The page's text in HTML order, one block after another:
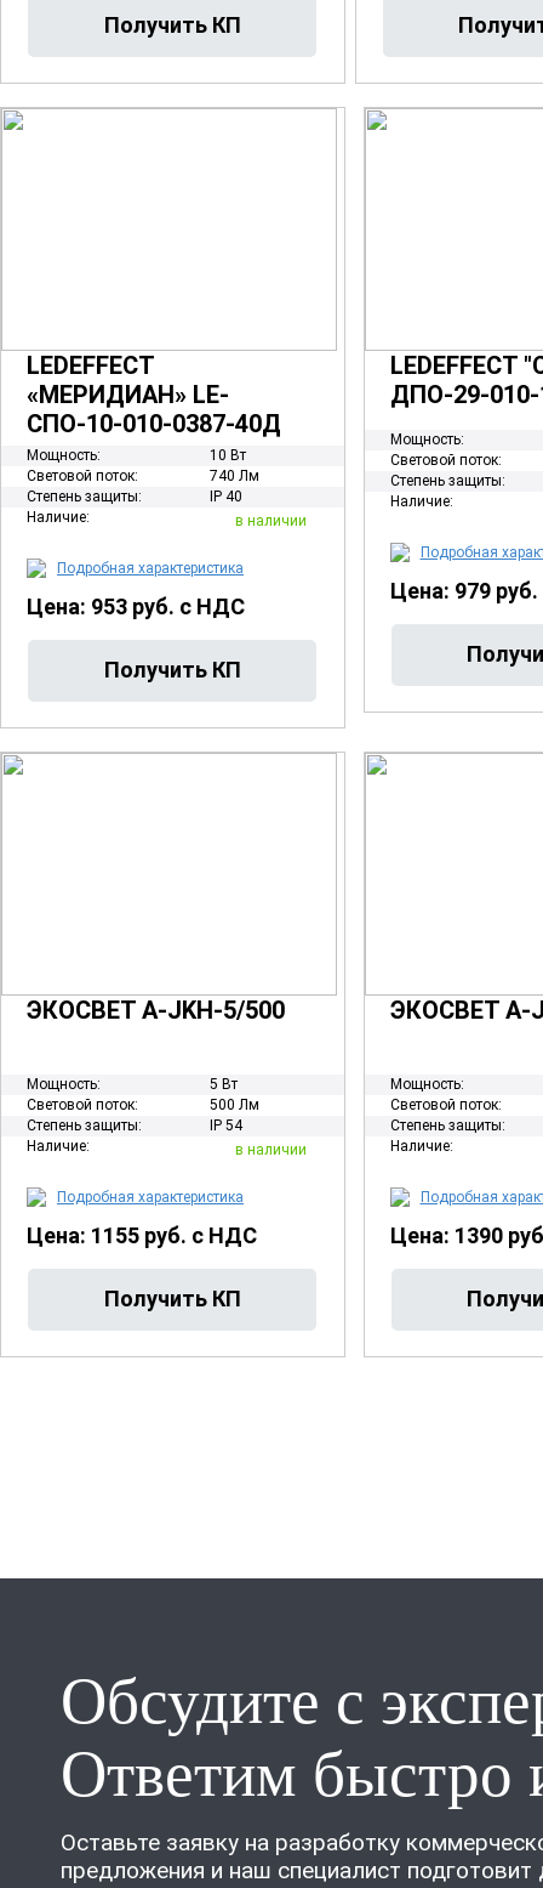
LEDEFFECT
«МЕРИДИАН» LE-
СПО-10-010-0387-40Д
Мощность:
10 Вт
Световой поток:
740 Лм
Степень защиты:
IP 40
Наличие:
в наличии
Подробная характеристика
Цена: 953 руб. с НДС
LEDEFFECT
ДПО-29-010-
Мощность:
Световой поток:
Степень защиты:
Наличие:
Подробная
Цена: 979
ЭКОСВЕТ A-JKH-5/500
Мощность:
5 Вт
Световой поток:
500 Лм
Степень защиты:
IP 54
Наличие:
в наличии
Подробная характеристика
Цена: 1155 руб. с НДС
ЭКОСВЕТ A-
Мощность:
Световой поток:
Степень защиты:
Наличие:
Подробная
Цена: 1390
Обсудите с
Ответим быстро
Оставьте заявку на разработку
предложения и наш специалист подготовит